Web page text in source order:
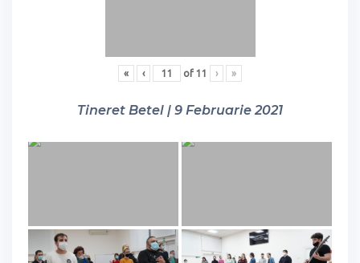
« ‹ of 11 › »
Tineret Betel | 9 Februarie 2021